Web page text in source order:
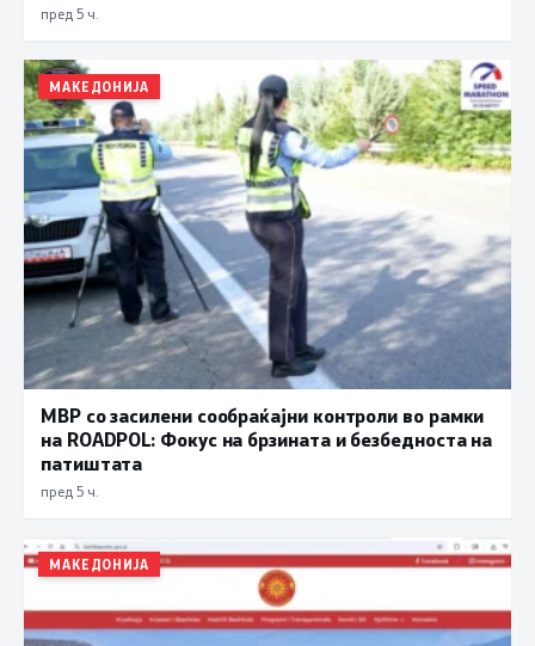
пред 5 ч.
МАКЕДОНИЈА
МВР со засилени сообраќајни контроли во рамки
на ROADPOL: Фокус на брзината и безбедноста на
патиштата
пред 5 ч.
МАКЕДОНИЈА